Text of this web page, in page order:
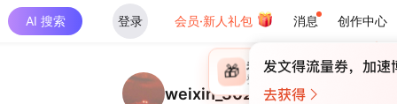
AI 搜索 登录 会员·新人礼包 消息 创作中心
×
🎁 未登录
登录领取最高
weixin_30231327